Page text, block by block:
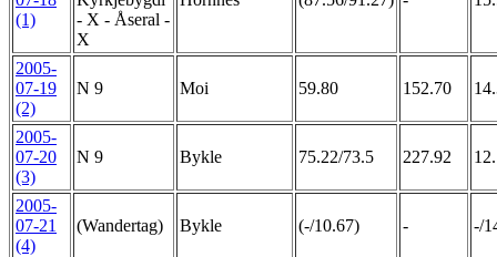
(1)
- X - Åseral -
X
2005-
07-19
(2)
N 9 Moi 59.80 152.70
2005-
07-20
(3)
N 9 Bykle 75.22/73.5 227.92
2005-
07-21
(4)
(Wandertag) Bykle (-/10.67) - -/